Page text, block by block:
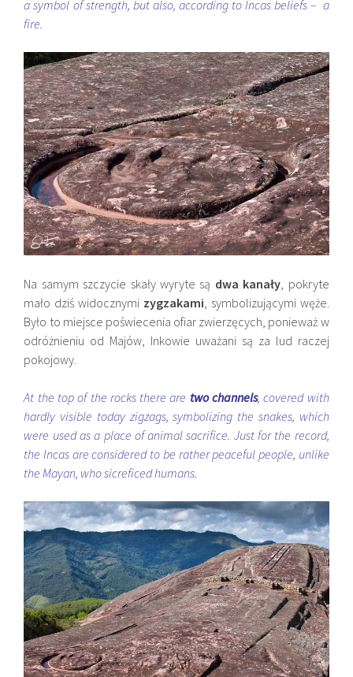
a symbol of strength, but also, according to Incas beliefs – a
fire.
Na samym szczycie skały wyryte są dwa kanały, pokryte
mało dziś widocznymi zygzakami, symbolizującymi węże.
Było to miejsce poświecenia ofiar zwierzęcych, ponieważ w
odróżnieniu od Majów, Inkowie uważani są za lud raczej
pokojowy.
At the top of the rocks there are two channels, covered with
hardly visible today zigzags, symbolizing the snakes, which
were used as a place of animal sacrifice. Just for the record,
the Incas are considered to be rather peaceful people, unlike
the Mayan, who sicreficed humans.